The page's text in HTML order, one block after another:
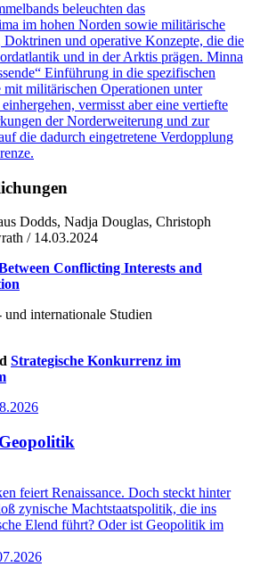
beleuchten das
im hohen Norden sowie militärische
Doktrinen und operative Konzepte, die die
und in der Arktis prägen. Minna
Einführung in die spezifischen
militärischen Operationen unter
vermisst aber eine vertiefte
der Norderweiterung und zur
die dadurch eingetretene Verdopplung
Dodds, Nadja Douglas, Christoph
/ 14.03.2024
Conflicting Interests and
internationale Studien
Strategische Konkurrenz im
feiert Renaissance. Doch steckt hinter
zynische Machtstaatspolitik, die ins
Elend führt? Oder ist Geopolitik im